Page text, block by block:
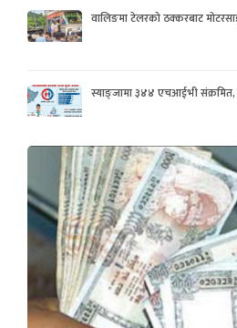
वालिङमा टेलरको ठक्करबाट
स्याङ्जामा ३४४ एचआईभी